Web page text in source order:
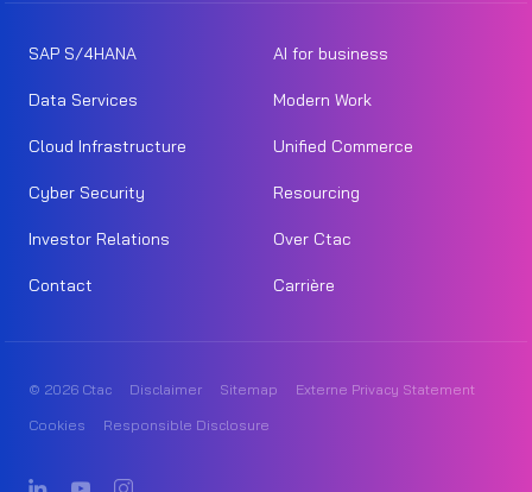
SAP S/4HANA AI for business
Data Services Modern Work
Cloud Infrastructure Unified Commerce
Cyber Security Resourcing
Investor Relations Over Ctac
Contact Carrière
© 2026 Ctac Disclaimer Sitemap
Externe Privacy Statement
Cookies
Responsible Disclosure